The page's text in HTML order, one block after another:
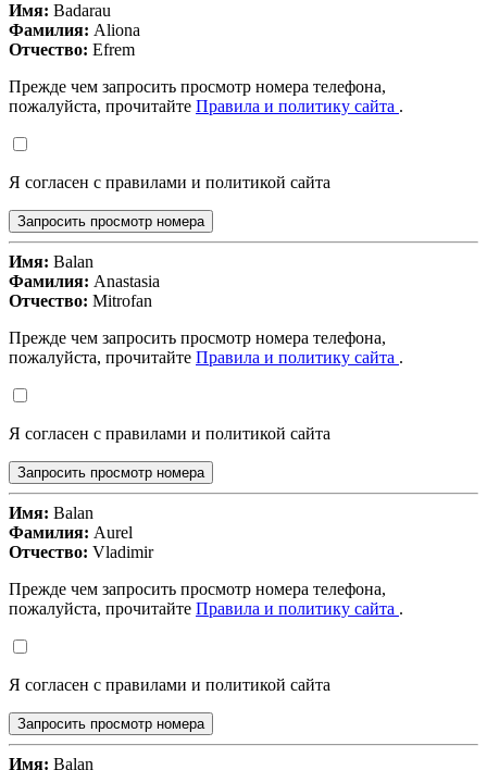
Имя: Badarau
Фамилия: Aliona
Отчество: Efrem
Прежде чем запросить просмотр номера телефона,
пожалуйста, прочитайте Правила и политику сайта .
Я согласен с правилами и политикой сайта
Запросить просмотр номера
Имя: Balan
Фамилия: Anastasia
Отчество: Mitrofan
Прежде чем запросить просмотр номера телефона,
пожалуйста, прочитайте Правила и политику сайта .
Я согласен с правилами и политикой сайта
Запросить просмотр номера
Имя: Balan
Фамилия: Aurel
Отчество: Vladimir
Прежде чем запросить просмотр номера телефона,
пожалуйста, прочитайте Правила и политику сайта .
Я согласен с правилами и политикой сайта
Запросить просмотр номера
Имя: Balan